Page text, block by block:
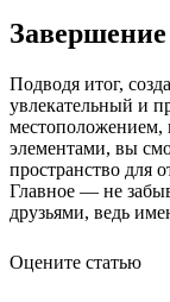
Завершение
Подводя итог,
увлекательный и
местоположением,
элементами, вы
пространство для
Главное — не
друзьями, ведь
Оцените статью